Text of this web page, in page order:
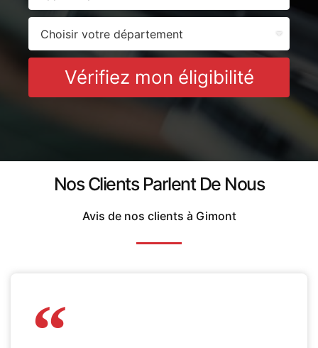
Vérifiez mon éligibilité
Nos Clients Parlent De Nous
Avis de nos clients à Gimont